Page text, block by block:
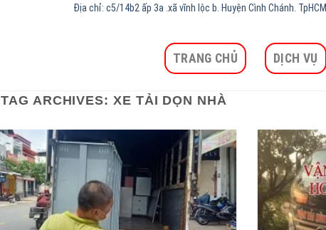
Địa chỉ: c5/14b2 ấp 3a .xã vĩnh lộc b. Huyện Cình Chánh. TpHCM
TRANG CHỦ DỊCH VỤ
TAG ARCHIVES: XE TẢI DỌN NHÀ